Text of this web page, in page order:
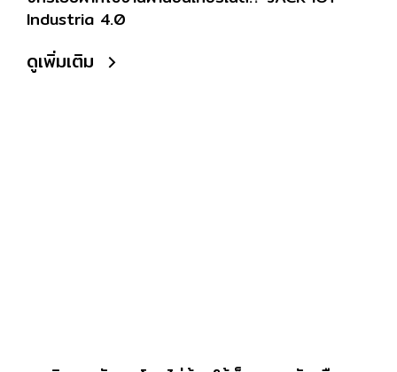
Industria 4.0
ดูเพิ่มเติม